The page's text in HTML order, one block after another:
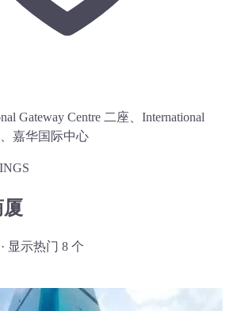
Gateway Centre 二座、International
、嘉华国际中心
厦
显示热门 8 个